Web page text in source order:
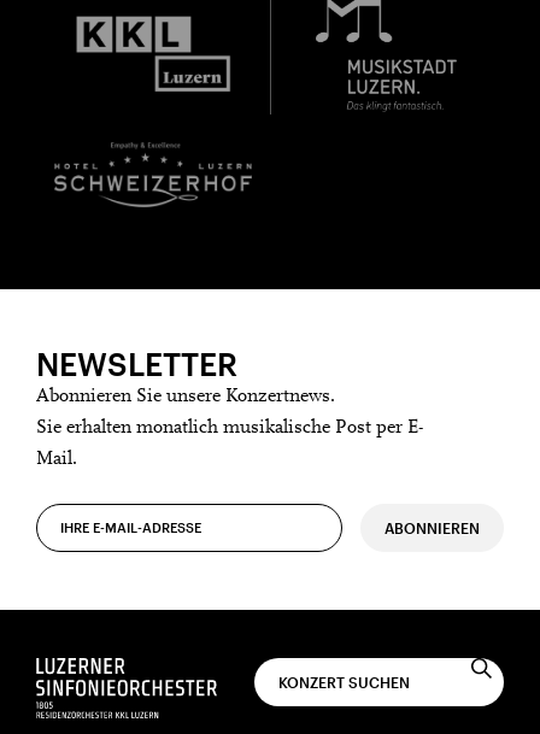
Sharing darauf aufmerksam.
Jahrgang 1997 oder älter
Geburtsdatum:
NEWSLETTER
Abonnieren Sie unsere Konzertnews.
Sie erhalten monatlich musikalische Post per E-
Mail.
ABONNIEREN